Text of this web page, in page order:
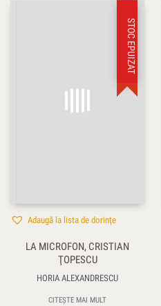
STOC EPUIZAT
Adaugă la lista de dorințe
LA MICROFON, CRISTIAN
ŢOPESCU
HORIA ALEXANDRESCU
CITEȘTE MAI MULT